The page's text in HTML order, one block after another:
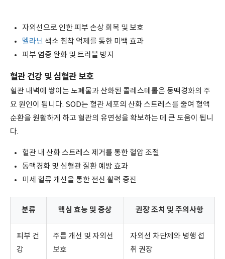
자외선으로 인한 피부 손상 회복 및 보호
멜라닌 색소 침착 억제를 통한 미백 효과
피부 염증 완화 및 트러블 방지
혈관 건강 및 심혈관 보호
혈관 내벽에 쌓이는 노폐물과 산화된 콜레스테롤은 동맥경화의 주
요 원인이 됩니다. SOD는 혈관 세포의 산화 스트레스를 줄여 혈액
순환을 원활하게 하고 혈관의 유연성을 확보하는 데 큰 도움이 됩니
다.
혈관 내 산화 스트레스 제거를 통한 혈압 조절
동맥경화 및 심혈관 질환 예방 효과
미세 혈류 개선을 통한 전신 활력 증진
분류 핵심 효능 및 증상 권장 조치 및 주의사항
피부 건
강
주름 개선 및 자외선
보호
자외선 차단제와 병행 섭
취 권장